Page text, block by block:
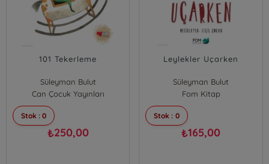
101 Tekerleme
Süleyman Bulut
Can Çocuk Yayınları
Stok : 0
₺250,00
Leylekler Uçarken
Süleyman Bulut
Fom Kitap
Stok : 0
₺165,00